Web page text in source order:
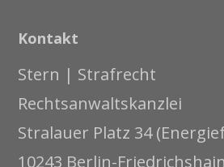
Kontakt
Stern | Strafrecht
Rechtsanwaltskanzlei
Stralauer Platz 34
10243 Berlin-Friedrichshain